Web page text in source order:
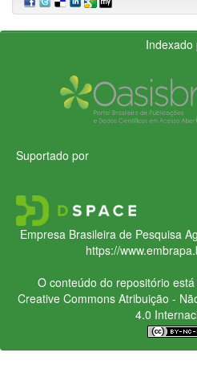
Indexado
Suportado por
Empresa Brasileira de Pesquisa
https://
O conteúdo do repositório
Creative CommonsAtribuição -
4.0